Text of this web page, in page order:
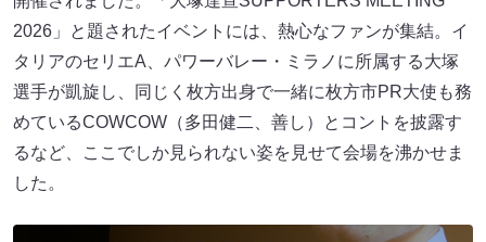
2026」と題されたイベントには、熱心なファンが集結。イ
タリアのセリエA、パワーバレー・ミラノに所属する大塚
選手が凱旋し、同じく枚方出身で一緒に枚方市PR大使も務
めているCOWCOW（多田健二、善し）とコントを披露す
るなど、ここでしか見られない姿を見せて会場を沸かせま
した。